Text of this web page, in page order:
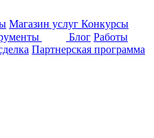
Магазин услуг Конкурсы
Блог Работы
Партнерская программа